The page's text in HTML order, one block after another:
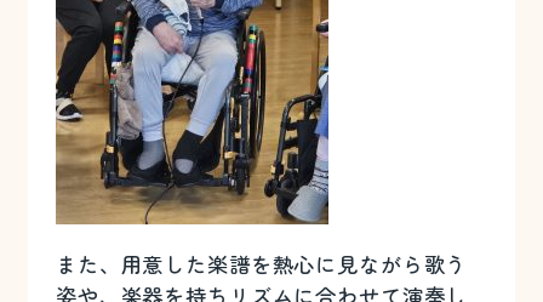
また、用意した楽譜を熱心に見ながら歌う
姿や、楽器を持ちリズムに合わせて演奏し